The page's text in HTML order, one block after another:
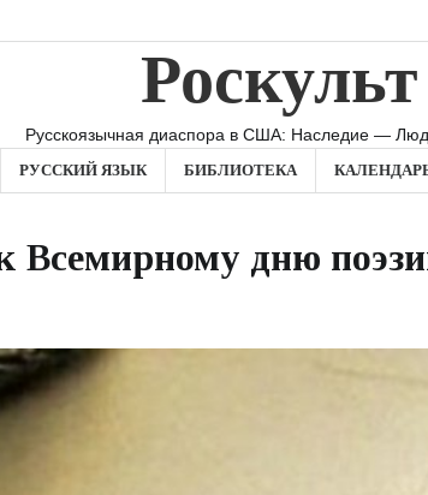
Роскульт
Русскоязычная диаспора в США: Наследие —
РУССКИЙ ЯЗЫК БИБЛИОТЕКА
Всемирному дню